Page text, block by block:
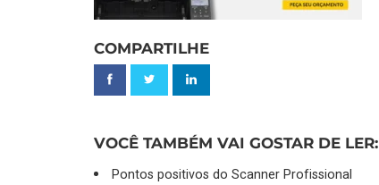
COMPARTILHE
VOCÊ TAMBÉM VAI GOSTAR DE LER:
Pontos positivos do Scanner Profissional